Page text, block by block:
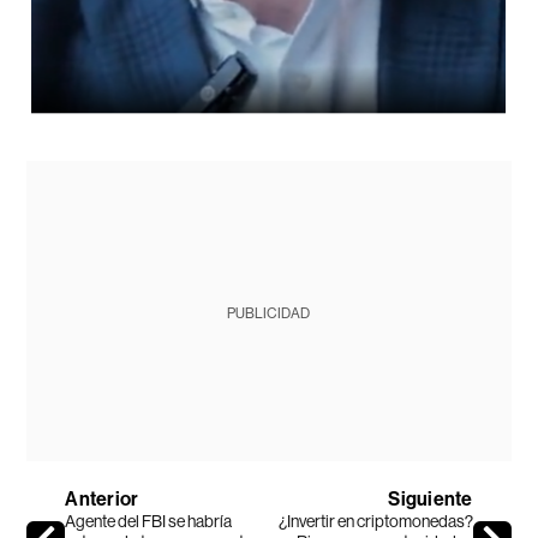
PUBLICIDAD
Anterior
Agente del FBI se habría
Siguiente
¿Invertir en criptomonedas?